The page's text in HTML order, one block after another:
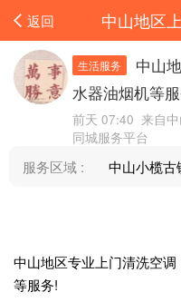
返回
生活服务
中山
水器油烟机等
前天 07:40 来自
同城服务平台
服务区域 : 中山小榄古
中山地区专业上门清洗空
等服务!